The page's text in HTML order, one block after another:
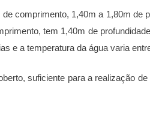
comprimento, 1,40m a 1,80m de
tem 1,40m de
e a temperatura da água varia
suficiente para a realização